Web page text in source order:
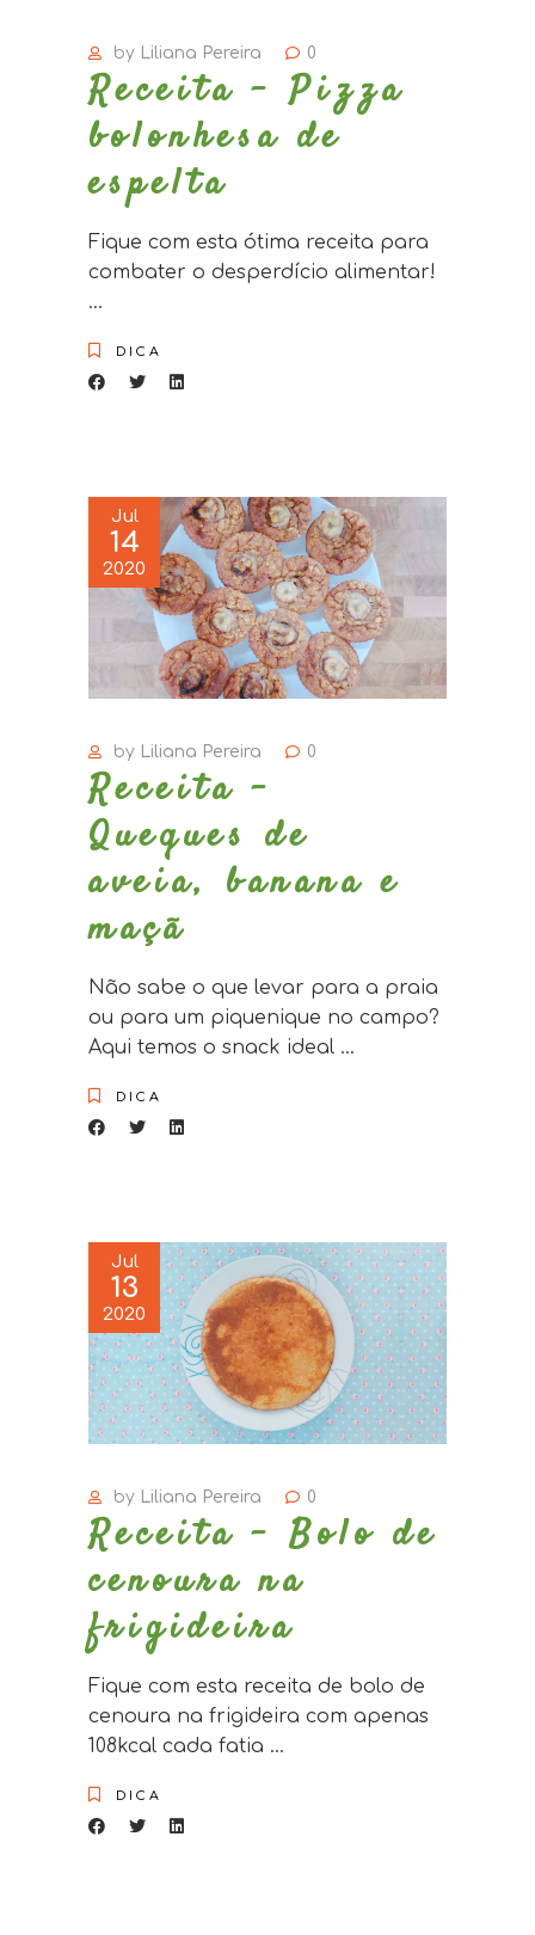
by Liliana Pereira 0
Receita – Pizza
bolonhesa de
espelta
Fique com esta ótima receita para
combater o desperdício alimentar!
DICA
Jul
14
2020
by Liliana Pereira 0
Receita –
Queques de
aveia, banana e
maçã
Não sabe o que levar para a praia
ou para um piquenique no campo?
Aqui temos o snack ideal
DICA
Jul
13
2020
by Liliana Pereira 0
Receita – Bolo de
cenoura na
frigideira
Fique com esta receita de bolo de
cenoura na frigideira com apenas
108kcal cada fatia
DICA